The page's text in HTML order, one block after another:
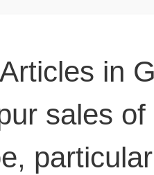
in
sales